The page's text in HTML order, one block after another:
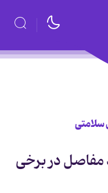
سلامتی
مفاصل در برخی